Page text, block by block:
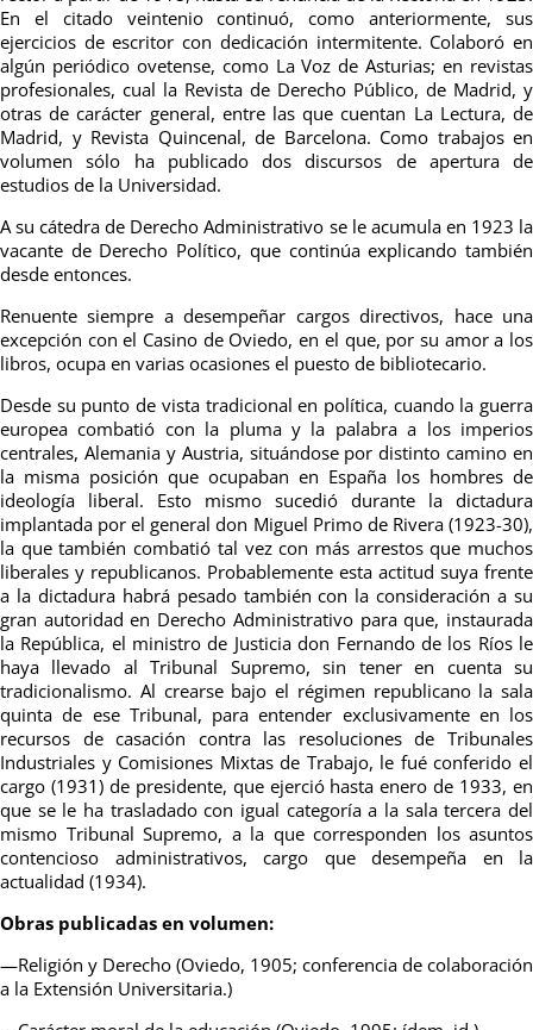
En el citado veintenio continuó, como anteriormente, sus
ejercicios de escritor con dedicación intermitente. Colaboró en
algún periódico ovetense, como La Voz de Asturias; en revistas
profesionales, cual la Revista de Derecho Público, de Madrid, y
otras de carácter general, entre las que cuentan La Lectura, de
Madrid, y Revista Quincenal, de Barcelona. Como trabajos en
volumen sólo ha publicado dos discursos de apertura de
estudios de la Universidad.
A su cátedra de Derecho Administrativo se le acumula en 1923 la
vacante de Derecho Político, que continúa explicando también
desde entonces.
Renuente siempre a desempeñar cargos directivos, hace una
excepción con el Casino de Oviedo, en el que, por su amor a los
libros, ocupa en varias ocasiones el puesto de bibliotecario.
Desde su punto de vista tradicional en política, cuando la guerra
europea combatió con la pluma y la palabra a los imperios
centrales, Alemania y Austria, situándose por distinto camino en
la misma posición que ocupaban en España los hombres de
ideología liberal. Esto mismo sucedió durante la dictadura
implantada por el general don Miguel Primo de Rivera (1923-30),
la que también combatió tal vez con más arrestos que muchos
liberales y republicanos. Probablemente esta actitud suya frente
a la dictadura habrá pesado también con la consideración a su
gran autoridad en Derecho Administrativo para que, instaurada
la República, el ministro de Justicia don Fernando de los Ríos le
haya llevado al Tribunal Supremo, sin tener en cuenta su
tradicionalismo. Al crearse bajo el régimen republicano la sala
quinta de ese Tribunal, para entender exclusivamente en los
recursos de casación contra las resoluciones de Tribunales
Industriales y Comisiones Mixtas de Trabajo, le fué conferido el
cargo (1931) de presidente, que ejerció hasta enero de 1933, en
que se le ha trasladado con igual categoría a la sala tercera del
mismo Tribunal Supremo, a la que corresponden los asuntos
contencioso administrativos, cargo que desempeña en la
actualidad (1934).
Obras publicadas en volumen:
—Religión y Derecho (Oviedo, 1905; conferencia de colaboración
a la Extensión Universitaria.)